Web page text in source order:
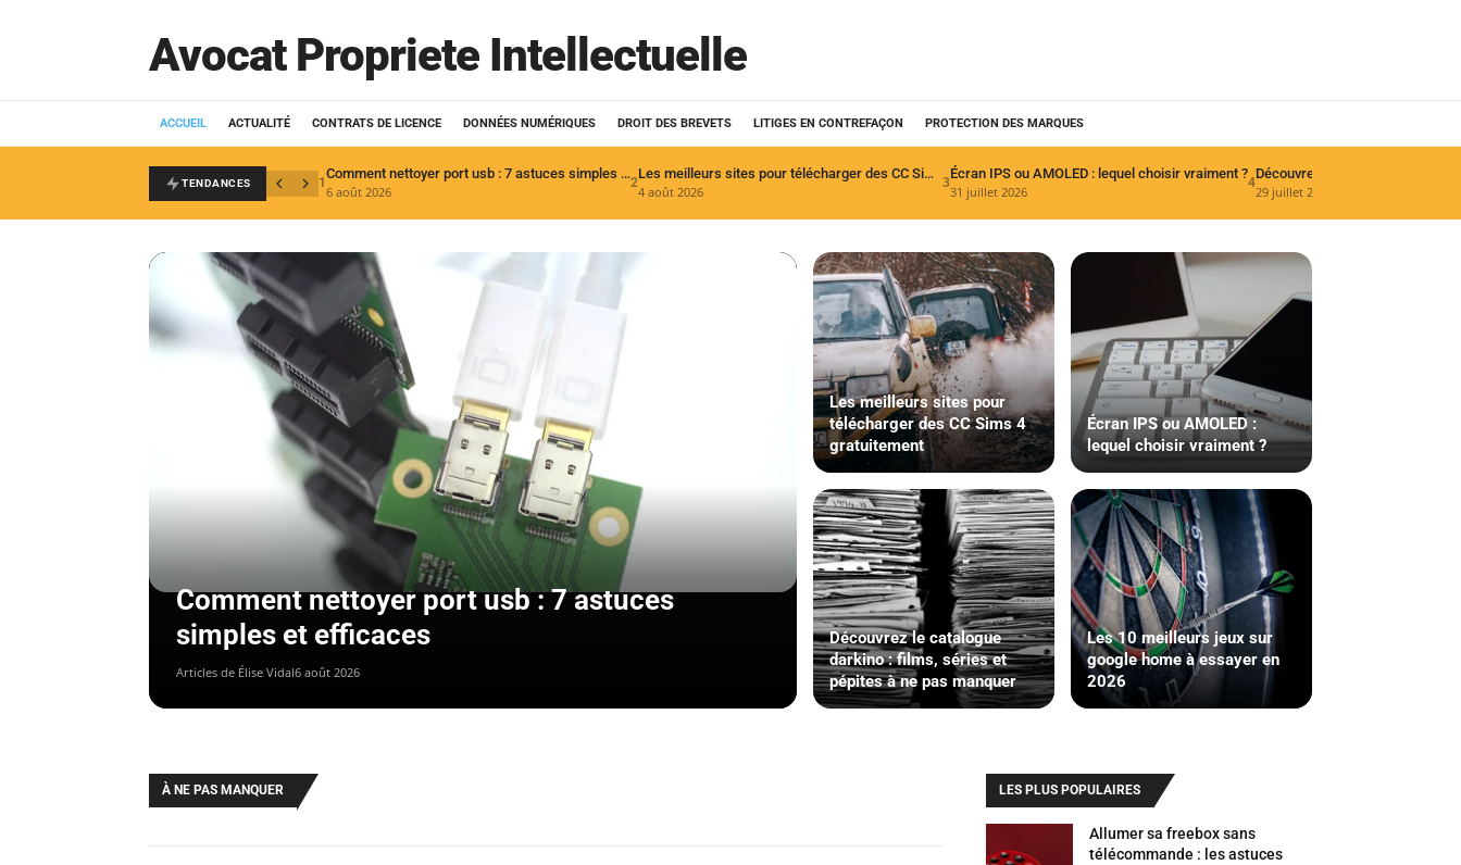
Avocat Propriete Intellectuelle
ACCUEIL ACTUALITÉ CONTRATS DE LICENCE DONNÉES NUMÉRIQUES DROIT DES BREVETS LITIGES EN CONTREFAÇON PROTECTION DES MARQUES
TENDANCES 1
Comment nettoyer port usb : 7 astuces simples et efficaces
6 août 2026
2
Les meilleurs sites pour télécharger des CC Sims 4 gratuitement
4 août 2026
3
Écran IPS ou AMOLED : lequel choisir vraiment ?
31 juillet 2026
4
29 juillet 2026
Comment nettoyer port usb : 7 astuces
simples et efficaces
Articles de Élise Vidal6 août 2026
Les meilleurs sites pour
télécharger des CC Sims 4
gratuitement
Écran IPS ou AMOLED :
lequel choisir vraiment ?
Découvrez le catalogue
darkino : films, séries et
pépites à ne pas manquer
Les 10 meilleurs jeux sur
google home à essayer en
2026
À NE PAS MANQUER LES PLUS POPULAIRES
Allumer sa freebox sans
télécommande : les astuces